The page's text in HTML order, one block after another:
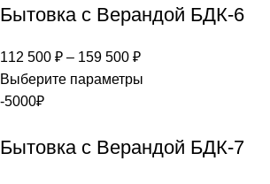
Бытовка с Верандой БДК-6
112 500 ₽ – 159 500 ₽
Выберите параметры
-5000₽
Бытовка с Верандой БДК-7